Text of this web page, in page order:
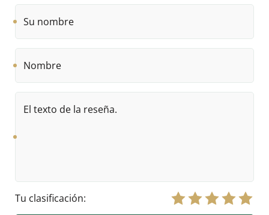
nombre
texto
la
Tu clasificación: